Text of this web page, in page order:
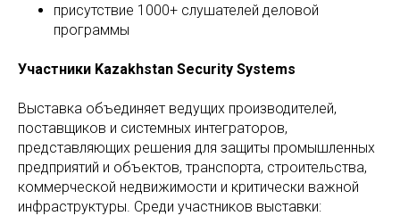
присутствие 1000+ слушателей деловой
программы
Участники Kazakhstan Security Systems
Выставка объединяет ведущих производителей,
поставщиков и системных интеграторов,
представляющих решения для защиты промышленных
предприятий и объектов, транспорта, строительства,
коммерческой недвижимости и критически важной
инфраструктуры. Среди участников выставки: